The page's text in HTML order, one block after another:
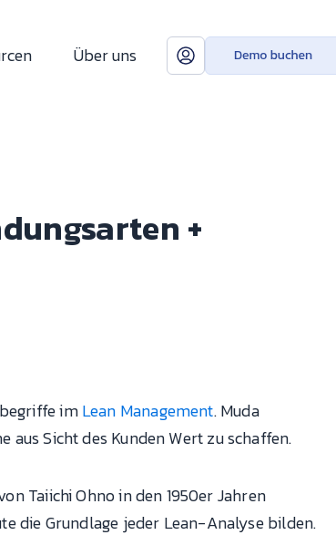
Über uns
+
imLean Management. Muda
Sicht des Kunden Wert zu schaffen.
Taiichi Ohno in den 1950er Jahren
die Grundlage jeder Lean-Analyse bilden.